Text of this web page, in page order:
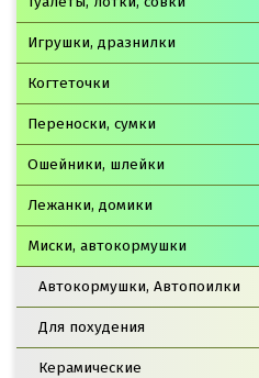
Игрушки, дразнилки
Когтеточки
Переноски, сумки
Ошейники, шлейки
Лежанки, домики
Миски, автокормушки
Автокормушки, Автопоилки
Для похудения
Керамические